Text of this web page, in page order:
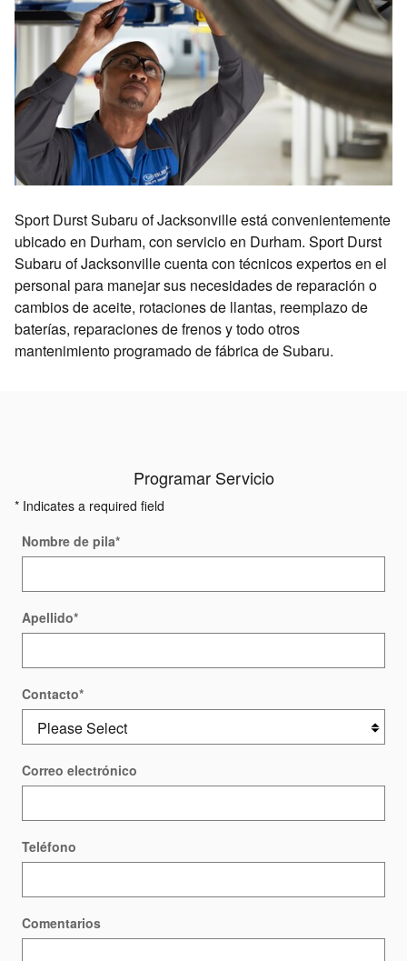
Sport Durst Subaru of Jacksonville está convenientemente
ubicado en Durham, con servicio en Durham. Sport Durst
Subaru of Jacksonville cuenta con técnicos expertos en el
personal para manejar sus necesidades de reparación o
cambios de aceite, rotaciones de llantas, reemplazo de
baterías, reparaciones de frenos y todo otros
mantenimiento programado de fábrica de Subaru.
Programar Servicio
* Indicates a required field
Nombre de pila*
Apellido*
Contacto*
Correo electrónico
Teléfono
Comentarios